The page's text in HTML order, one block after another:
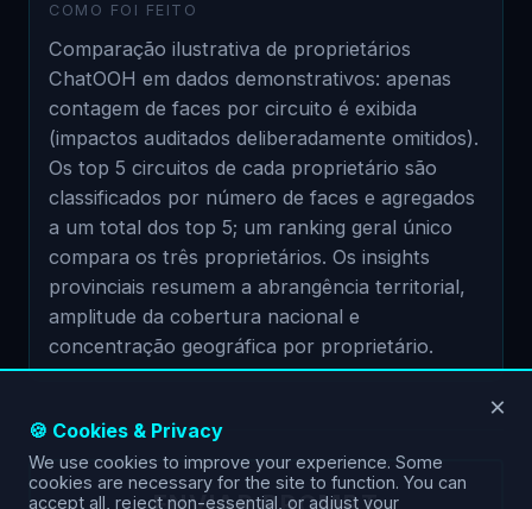
COMO FOI FEITO
Comparação ilustrativa de proprietários
ChatOOH em dados demonstrativos: apenas
contagem de faces por circuito é exibida
(impactos auditados deliberadamente omitidos).
Os top 5 circuitos de cada proprietário são
classificados por número de faces e agregados
a um total dos top 5; um ranking geral único
compara os três proprietários. Os insights
provinciais resumem a abrangência territorial,
amplitude da cobertura nacional e
concentração geográfica por proprietário.
🍪 Cookies & Privacy
We use cookies to improve your experience. Some
cookies are necessary for the site to function. You can
accept all, reject non-essential, or adjust your
×